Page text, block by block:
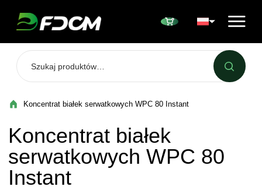
Koncentrat białek serwatkowych WPC 80 Instant
Koncentrat białek
serwatkowych WPC 80
Instant